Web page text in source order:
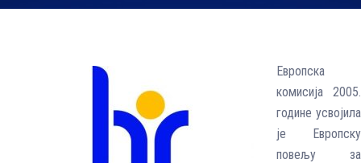
Европска
комисија 2005.
године усвојила
је Европску
повељу за